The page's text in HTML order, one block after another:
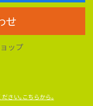
せ
さい｡こちらから｡